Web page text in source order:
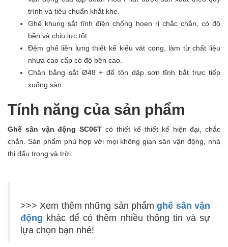
trình và tiêu chuẩn khắt khe.
Ghế khung sắt tĩnh điện chống hoen rỉ chắc chắn, có độ
bền và chịu lực tốt.
Đệm ghế liền lưng thiết kế kiểu vát cong, làm từ chất liệu
nhựa cao cấp có độ bền cao.
Chân bằng sắt Ø48 + đế tôn dập sơn tĩnh bắt trực tiếp
xuống sàn.
Tính năng của sản phẩm
Ghế sân vận động SC06T có thiết kế thiết kế hiện đại, chắc
chắn. Sản phẩm phù hợp với mọi không gian sân vận động, nhà
thi đấu trong và trời.
>>> Xem thêm những sản phẩmghế sân vận
động khác để có thêm nhiều thông tin và sự
lựa chọn bạn nhé!